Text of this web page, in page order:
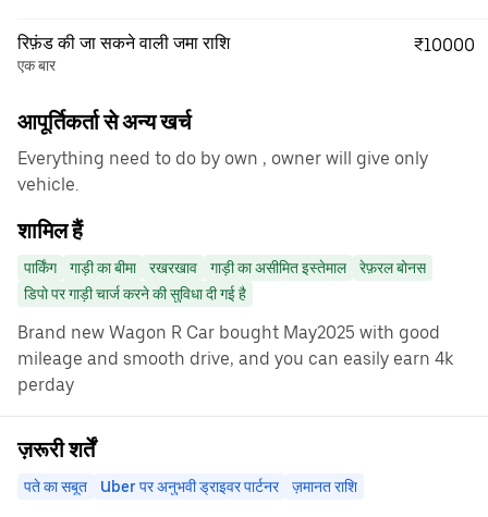
रिफ़ंड की जा सकने वाली जमा राशि
एक बार
₹10000
आपूर्तिकर्ता से अन्य खर्च
Everything need to do by own , owner will give only
vehicle.
शामिल हैं
पार्किंग गाड़ी का बीमा रखरखाव गाड़ी का असीमित इस्तेमाल
रेफ़रल बोनस
डिपो पर गाड़ी चार्ज करने की सुविधा दी गई है
Brand new Wagon R Car bought May2025 with good
mileage and smooth drive, and you can easily earn 4k
perday
ज़रूरी शर्तें
पते का सबूत Uber पर अनुभवी ड्राइवर पार्टनर ज़मानत राशि